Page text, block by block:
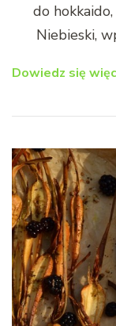
do
Niebieski,
Dowiedz się